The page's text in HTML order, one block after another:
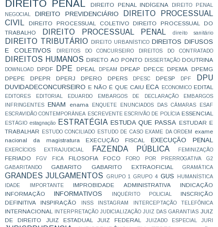
DIREITO PENAL DIREITO PENAL INDÍGENA
DIREITO PENAL
NEGOCIAL
DIREITO PREVIDENCIÁRIO
DIREITO PROCESSUAL
CIVIL
DIREITO PROCESSUAL COLETIVO
DIREITO PROCESSUAL DO
TRABALHO
DIREITO PROCESSUAL PENAL direito sanitário
DIREITO TRIBUTÁRIO DIREITO URBANÍSTICO DIREITOS DIFUSOS
E COLETIVOS
DIREITOS DO CONCURSEIRO DIREITOS DO CONTRATADO
DIREITOS HUMANOS DIRETO AO PONTO DISSERTAÇÃO DOUTRINA
DOWNLOAD DPDF DPE DPEAL DPEAM DPEAP DPECE DPEMA DPEMG
DPEPE
DPEPR DPERJ DPERO DPERS DPESC DPESP DPF DPU
DUVIDADECONCURSEIRO E NÃO É QUE CAIU ECA ECONOMICO EDITAL
EDITORES EDITORIAL EDUARDO EMBARGOS DE DECLARAÇÃO
EMBARGOS
INFRINGENTES
ENAM enama ENQUETE ENUNCIADOS DAS CÂMARAS
ESAF
ESCRAVIDÃO CONTEMPORÂNEA ESCREVENTE ESCRIVÃO DE POLÍCIA ESSENCIAL
ESTÁGIO estagnação ESTRATÉGIA ESTUDA QUE PASSA ESTUDAR E
TRABALHAR
ESTUDO CONCILIADO ESTUDO DE CASO EXAME DA ORDEM
exame
nacional da magistratura
EXECUÇÃO FISCAL EXECUÇÃO PENAL
EXERCÍCIOS EXTRAJUDICIAL FAZENDA PÚBLICA FEMINIZAÇÃO
FERIADO FGV FICA FILOSOFIA FOCO FORO POR PRERROGATIVA
G2
GABARITANDO
GABARITO GABARITO EXTRAOFICIAL GRAMÁTICA
GRANDES JULGAMENTOS GRUPO 1 GRUPO 4 GUS
HUMANÍSTICA
IDADE
IMPORTANTE IMPROBIDADE ADMINISTRATIVA
INDICAÇÃO
INFORMAÇÃO
INFORMATIVOS INQUÉRITO POLICIAL
INSCRIÇÃO
DEFINITIVA
INSPIRAÇÃO INSS INSTAGRAM INTERCEPTAÇÃO TELEFÔNICA
INTERNACIONAL INTERPRETAÇÃO JUDICIALIZAÇÃO JUIZ DAS GARANTIAS JUIZ
DE DIREITO
JUIZ ESTADUAL JUIZ FEDERAL JUIZADO ESPECIAL JURI